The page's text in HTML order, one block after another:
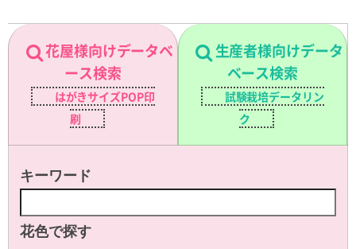
花屋様向けデータベ
ース検索
はがきサイズPOP印
刷
生産者様向けデータ
ベース検索
試験栽培データリン
ク
キーワード
花色で探す